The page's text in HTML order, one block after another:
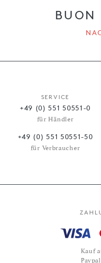
BUON
SERVICE
+49 (0) 551 50551-0
für Händler
+49 (0) 551 50551-50
für Verbraucher
Kauf
Paypal